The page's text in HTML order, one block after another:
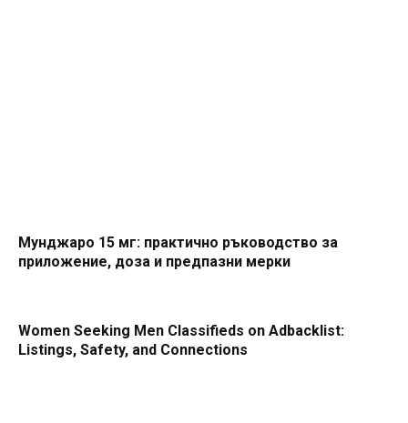
Мунджаро 15 мг: практично ръководство за
приложение, доза и предпазни мерки
Women Seeking Men Classifieds on Adbacklist:
Listings, Safety, and Connections